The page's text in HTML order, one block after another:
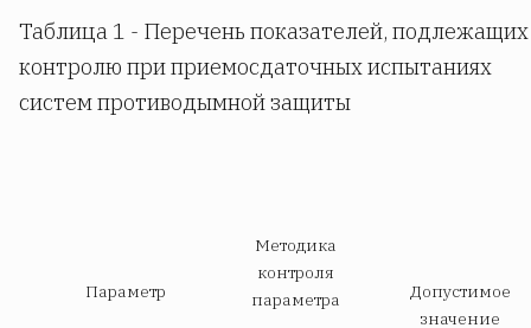
Таблица 1 - Перечень показателей, подлежащих
контролю при приемосдаточных испытаниях
систем противодымной защиты
Параметр
Методика
контроля
параметра
Допустимое
значение